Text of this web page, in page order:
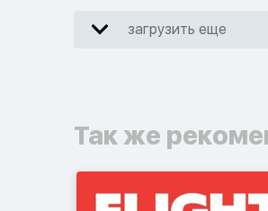
загрузить еще
Так же